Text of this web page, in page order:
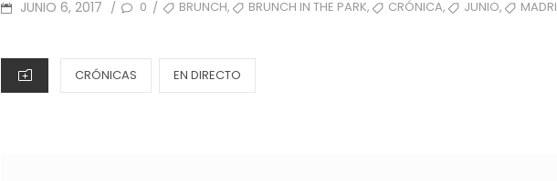
POSTEDJUNIO 6, 2017 / 0 / TAGSBRUNCH, BRUNCH IN THE PARK, CRÓNICA, JUNIO,
CATEGORIES
CRÓNICAS EN DIRECTO